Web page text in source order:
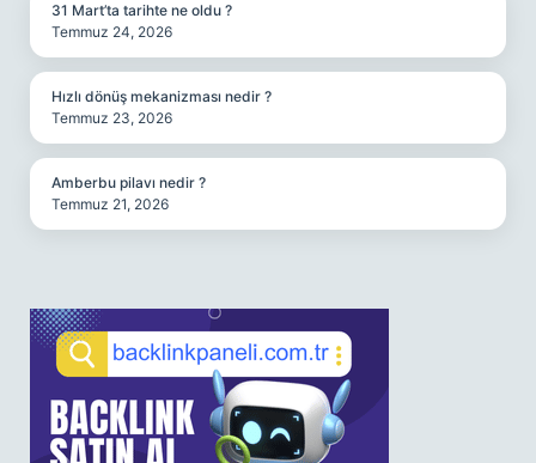
31 Mart’ta tarihte ne oldu ?
Temmuz 24, 2026
Hızlı dönüş mekanizması nedir ?
Temmuz 23, 2026
Amberbu pilavı nedir ?
Temmuz 21, 2026